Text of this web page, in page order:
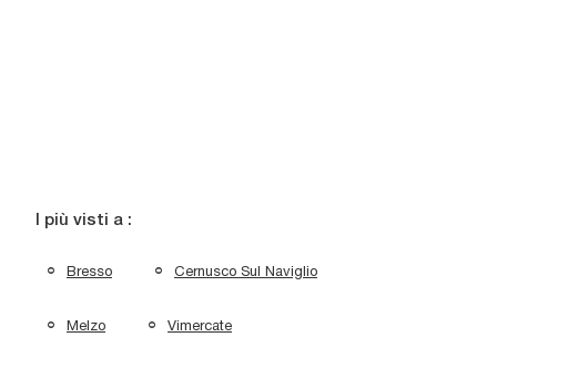
I più visti a :
Bresso Cernusco Sul Naviglio
Melzo Vimercate